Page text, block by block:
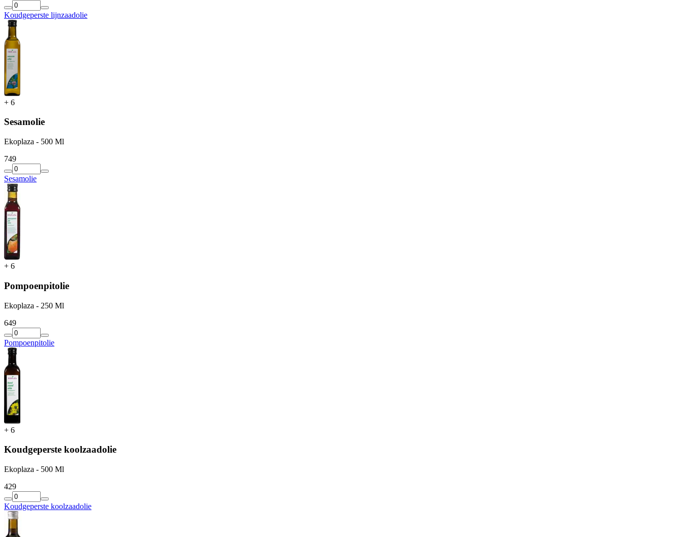
Koudgeperste lijnzaadolie
+ 6
Sesamolie
Ekoplaza - 500 Ml
749
Sesamolie
+ 6
Pompoenpitolie
Ekoplaza - 250 Ml
649
Pompoenpitolie
+ 6
Koudgeperste koolzaadolie
Ekoplaza - 500 Ml
429
Koudgeperste koolzaadolie